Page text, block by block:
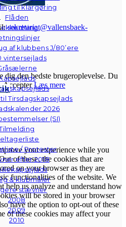
til klargøring
Flåden
af klubbens J/80’ere
vintersejlads
Tirsdagskapsejlads
2026
(SI)
/ Protester
efter 2018
& klubmåler
stævner
2008
2009
2010
sekretariat@vallensbaek-
dig den bedste brugeroplevelse. Du
Accepter Læs mere
your experience while you
of these, the cookies that are
on your browser as they are
functionalities of the website. We
help us analyze and understand how
will be stored in your browser
have the option to opt-out of these
of these cookies may affect your